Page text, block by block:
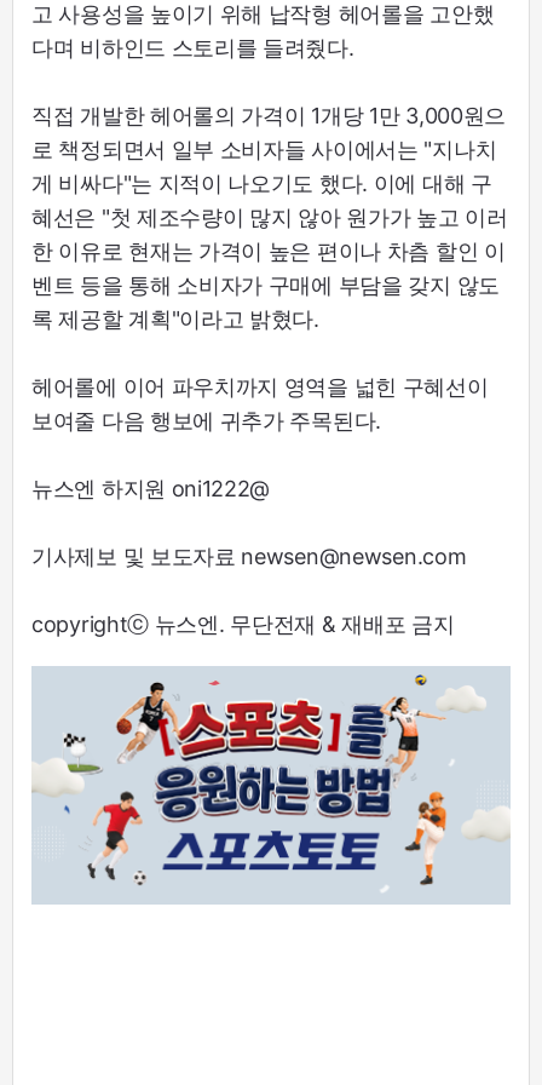
고 사용성을 높이기 위해 납작형 헤어롤을 고안했
다며 비하인드 스토리를 들려줬다.
직접 개발한 헤어롤의 가격이 1개당 1만 3,000원으
로 책정되면서 일부 소비자들 사이에서는 "지나치
게 비싸다"는 지적이 나오기도 했다. 이에 대해 구
혜선은 "첫 제조수량이 많지 않아 원가가 높고 이러
한 이유로 현재는 가격이 높은 편이나 차츰 할인 이
벤트 등을 통해 소비자가 구매에 부담을 갖지 않도
록 제공할 계획"이라고 밝혔다.
헤어롤에 이어 파우치까지 영역을 넓힌 구혜선이
보여줄 다음 행보에 귀추가 주목된다.
뉴스엔 하지원 oni1222@
기사제보 및 보도자료 newsen@newsen.com
copyrightⓒ 뉴스엔. 무단전재 & 재배포 금지